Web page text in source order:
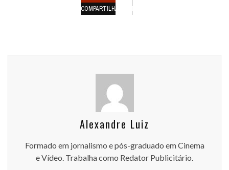
COMPARTILHAMENTOS
Alexandre Luiz
Formado em jornalismo e pós-graduado em Cinema
e Vídeo. Trabalha como Redator Publicitário.